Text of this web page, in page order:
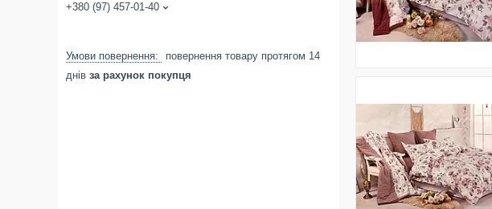
+380 (97) 457-01-40
повернення товару протягом 14
днів за рахунок покупця